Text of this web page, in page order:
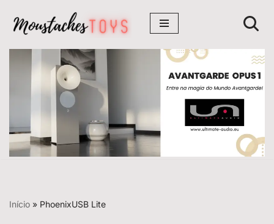
Avançar
para
conteúdo
Início » PhoenixUSB Lite